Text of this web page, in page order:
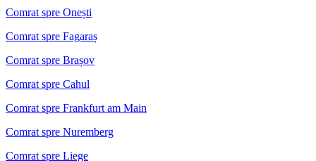
Comrat spre Onești
Comrat spre Fagaraș
Comrat spre Brașov
Comrat spre Cahul
Comrat spre Frankfurt am Main
Comrat spre Nuremberg
Comrat spre Liege